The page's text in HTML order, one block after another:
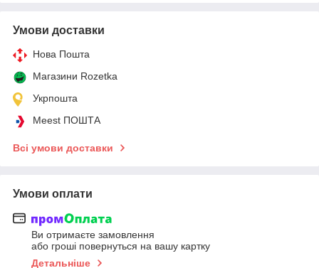
Умови доставки
Нова Пошта
Магазини Rozetka
Укрпошта
Meest ПОШТА
Всі умови доставки
Умови оплати
Ви отримаєте замовлення
або гроші повернуться на вашу картку
Детальніше